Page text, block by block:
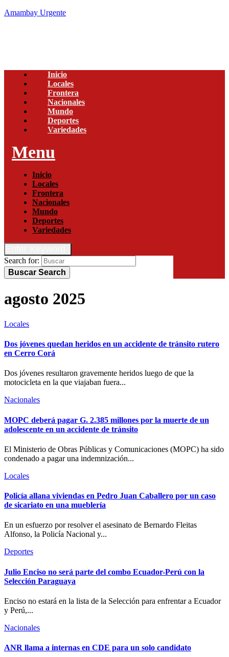
Amambay Urgente
Inicio
Locales
Frontera
Nacionales
Mundo
Deportes
Variedades
Menu
Inicio
Locales
Frontera
Nacionales
Mundo
Deportes
Variedades
Search for:
Buscar Search
agosto 2025
Locales
Dos jóvenes quedan heridos en un accidente de tránsito rutero
en Cerro Corá
Dos jóvenes resultaron gravemente heridos luego de que la
motocicleta en la que viajaban fuera...
Nacionales
MOPC deberá pagar G. 2.385 millones por la muerte de un
adolescente en un accidente de tránsito
El Ministerio de Obras Públicas y Comunicaciones (MOPC) ha sido
condenado a pagar una indemnización...
Locales
Policía allana viviendas en Pedro Juan Caballero por un caso
de sicariato en una mueblería
En un esfuerzo por resolver el asesinato de Bernardo Fleitas
Alfonso, la Policía Nacional y...
Deportes
Julio Enciso no será parte del combo Ecuador-Perú con la
Selección Paraguaya
Enciso no estará en la lista de la Selección para enfrentar a Ecuador
y Perú,...
Nacionales
ANR llama a internas en CDE para un solo candidato